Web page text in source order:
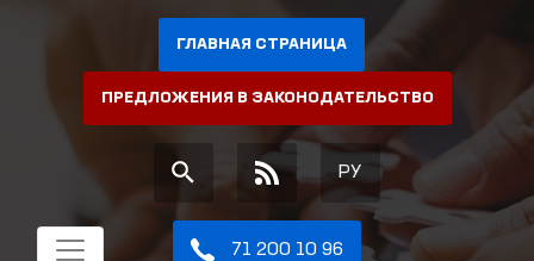
ГЛАВНАЯ СТРАНИЦА
ПРЕДЛОЖЕНИЯ В ЗАКОНОДАТЕЛЬСТВО
РУ
71 200 10 96